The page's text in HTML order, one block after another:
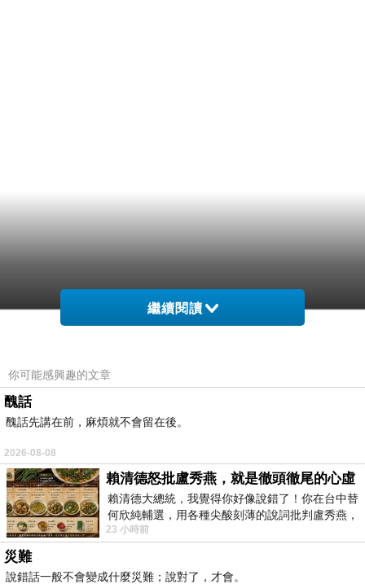
繼續閱讀
你可能感興趣的文章
醜話
醜話先講在前，麻煩就不會留在後。
2026-08-08
賴清德怒批盧秀燕，就是徹頭徹尾的心虛
賴清德大總統，我覺得你好像說錯了！你在台中替
何欣純輔選，用各種尖酸刻薄的說詞批判盧秀燕，
罵她施政滿意度輸給陳其邁，甚至還說盧
23 小時前
災難
說錯話一般不會變成什麼災難；說對了，才會。